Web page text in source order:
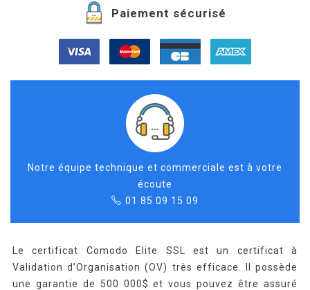
Paiement sécurisé
Notre équipe technique et commerciale est à votre
écoute
01 85 09 15 09
Le certificat Comodo Elite SSL est un certificat à
Validation d’Organisation (OV) très efficace. Il possède
une garantie de 500 000$ et vous pouvez être assuré